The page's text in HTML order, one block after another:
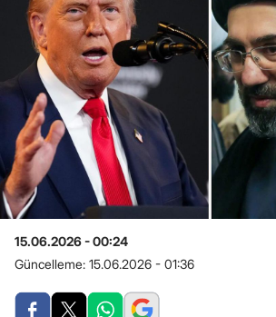
15.06.2026 - 00:24
Güncelleme: 15.06.2026 - 01:36